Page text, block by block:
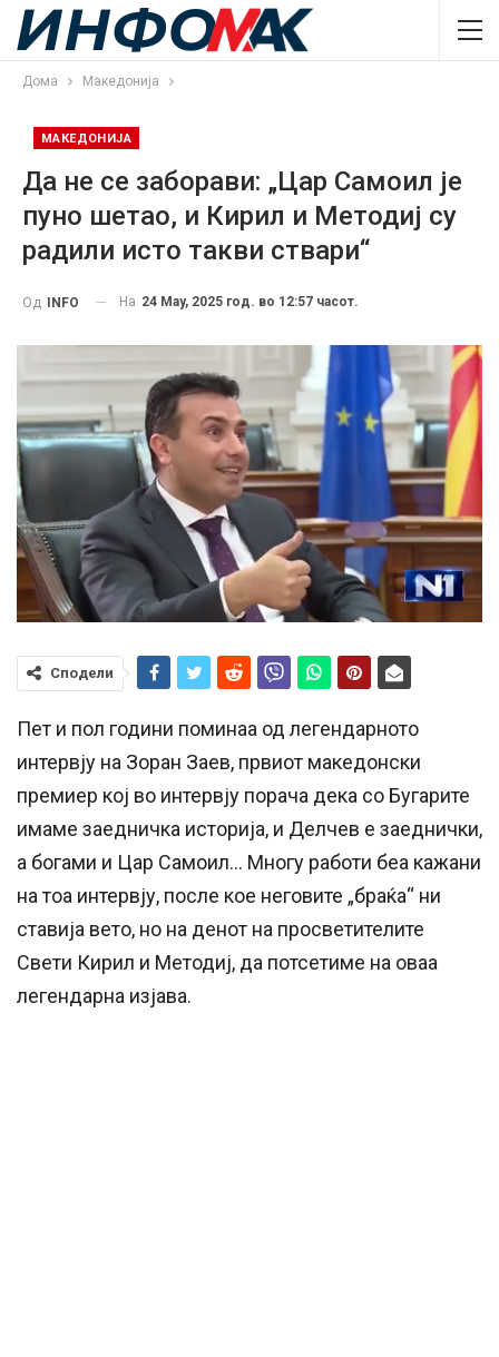
Дома Македонија
МАКЕДОНИЈА
Да не се заборави: „Цар Самоил је
пуно шетао, и Кирил и Методиј су
радили исто такви ствари“
Од INFO На 24 May, 2025 год. во 12:57 часот.
Сподели
Пет и пол години поминаа од легендарното
интервју на Зоран Заев, првиот македонски
премиер кој во интервју порача дека со Бугарите
имаме заедничка историја, и Делчев е заеднички,
а богами и Цар Самоил… Многу работи беа кажани
на тоа интервју, после кое неговите „браќа“ ни
ставија вето, но на денот на просветителите
Свети Кирил и Методиј, да потсетиме на оваа
легендарна изјава.